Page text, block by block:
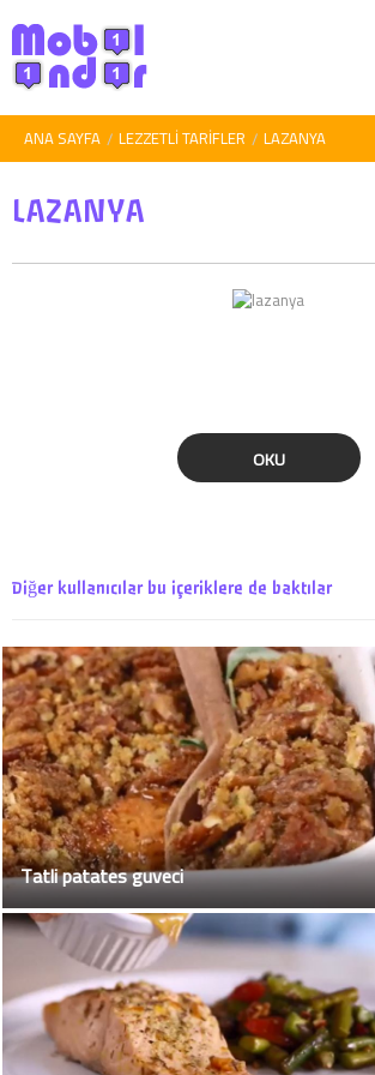
ANA SAYFA LEZZETLI TARIFLER LAZANYA
LAZANYA
OKU
Diğer kullanıcılar bu içeriklere de baktılar
Tatli patates guveci